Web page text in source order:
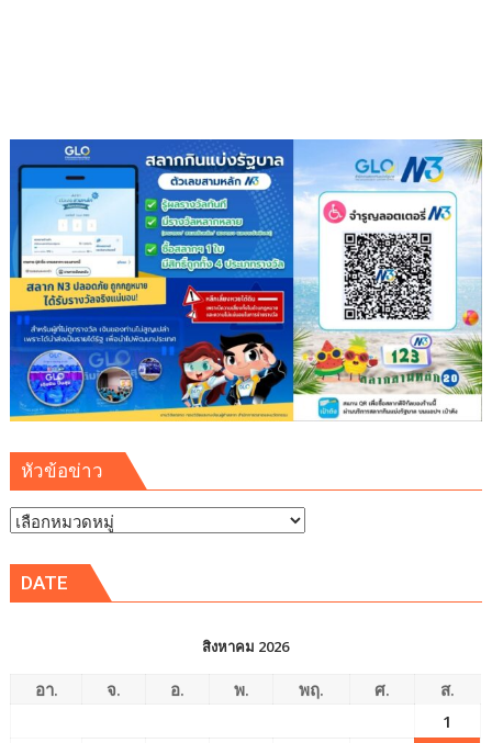
พุทธ
ประเพณี
ส่ง
ต่อ
แรง
แห่ง
ศรัทธา
ใน
พระพุทธ
ศาสนา
หัวข้อข่าว
หัวข้อ
DATE
สิงหาคม 2026
อา. จ. อ. พ. พฤ. ศ.
ส.
1